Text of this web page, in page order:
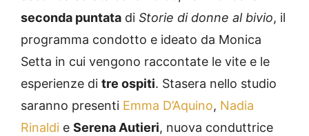
seconda puntata di Storie di donne al bivio, il
programma condotto e ideato da Monica
Setta in cui vengono raccontate le vite e le
esperienze di tre ospiti. Stasera nello studio
saranno presenti Emma D’Aquino, Nadia
Rinaldi e Serena Autieri, nuova conduttrice